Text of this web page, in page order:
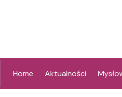
Home Aktualności